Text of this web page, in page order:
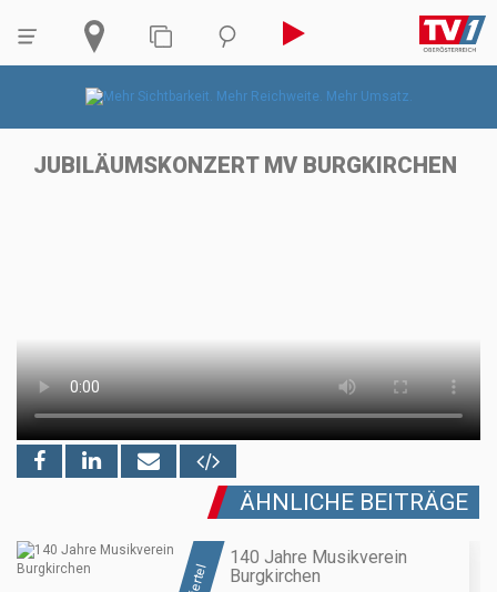
JUBILÄUMSKONZERT MV BURGKIRCHEN
ÄHNLICHE BEITRÄGE
140 Jahre Musikverein
Burgkirchen